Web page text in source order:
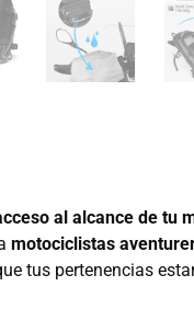
al alcance de tu
motociclistas
tus pertenencias